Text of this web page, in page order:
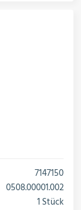
7147150
0508.00001.002
1 Stück